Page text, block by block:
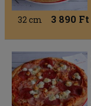
32 cm 3 890 Ft